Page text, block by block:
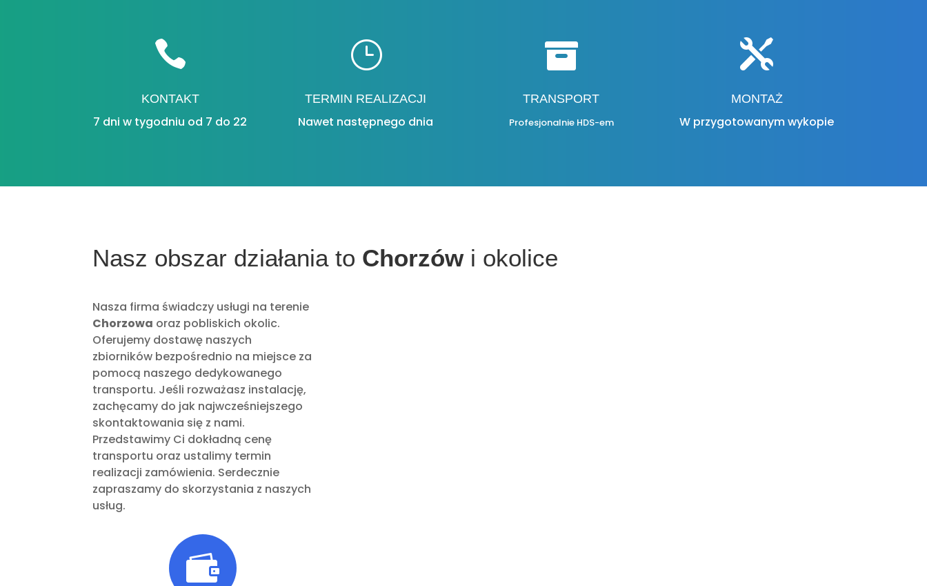

KONTAKT
7 dni w tygodniu od 7 do 22
}
TERMIN REALIZACJI
Nawet następnego dnia

TRANSPORT
Profesjonalnie HDS-em

MONTAŻ
W przygotowanym wykopie
Nasz obszar działania to Chorzówi okolice
Nasza firma świadczy usługi na terenie
Chorzowa oraz pobliskich okolic.
Oferujemy dostawę naszych
zbiorników bezpośrednio na miejsce za
pomocą naszego dedykowanego
transportu. Jeśli rozważasz instalację,
zachęcamy do jak najwcześniejszego
skontaktowania się z nami.
Przedstawimy Ci dokładną cenę
transportu oraz ustalimy termin
realizacji zamówienia. Serdecznie
zapraszamy do skorzystania z naszych
usług.
